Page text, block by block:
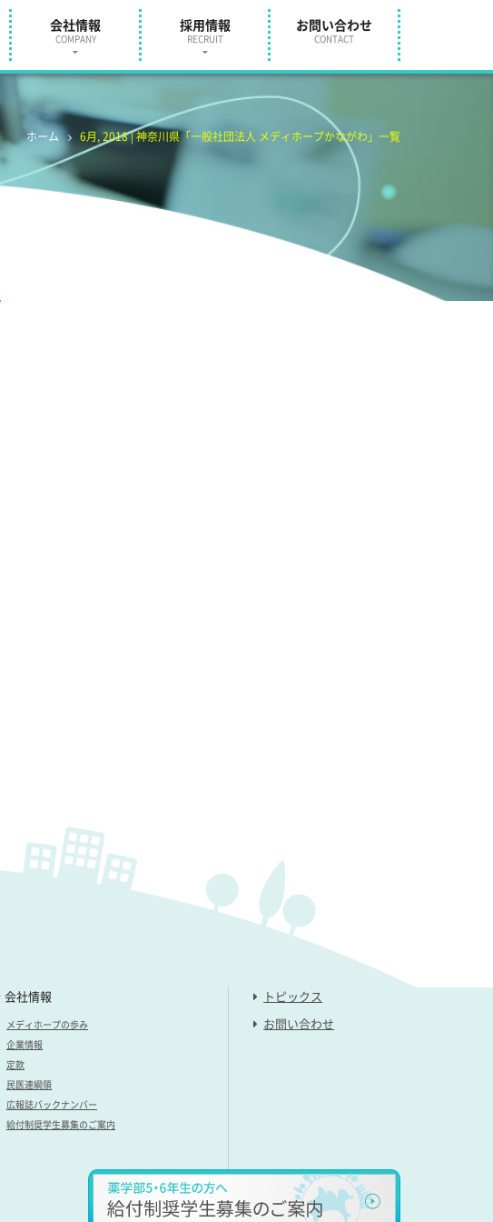
会社情報
COMPANY
採用情報
RECRUIT
お問い合わせ
CONTACT
ホーム 6月, 2018 | 神奈川県「一般社団法人 メディホープかながわ」一覧
会社情報
メディホープの歩み
企業情報
定款
民医連綱領
広報誌バックナンバー
給付制奨学生募集のご案内
トピックス
お問い合わせ